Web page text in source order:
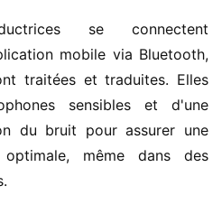
se connectent
mobile via Bluetooth,
traitées et traduites. Elles
sensibles et d'une
du bruit pour assurer une
même dans des